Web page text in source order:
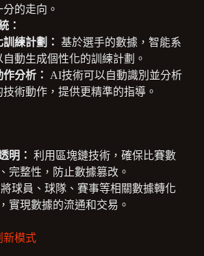
的走向。
：
練計劃： 基於選手的數據，智能系
自動生成個性化的訓練計劃。
分析：
AI技術可以自動識別並分析
技術動作，提供更精準的指導。
明： 利用區塊鏈技術，確保比賽數
完整性，防止數據篡改。
將球員、球隊、賽事等相關數據轉化
實現數據的流通和交易。
新模式